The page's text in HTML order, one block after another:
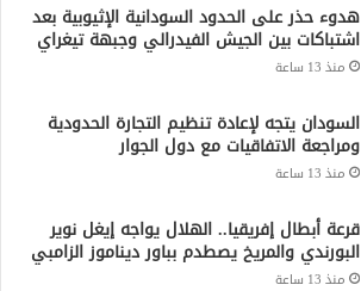
هدوء حذر على الحدود السودانية الإثيوبية بعد
اشتباكات بين الجيش الفيدرالي وجبهة تيغراي
منذ 13 ساعة
السودان يتجه لإعادة تنظيم التجارة الحدودية
ومراجعة الاتفاقيات مع دول الجوار
منذ 13 ساعة
قرعة أبطال إفريقيا.. الهلال يواجه إيغل نوير
البورندي والمريخ يصطدم بباور ديناموز الزامبي
منذ 13 ساعة